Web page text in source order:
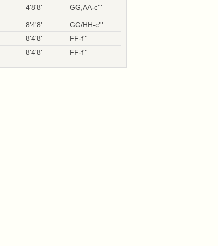
4'8'8' GG,AA-c'''
8'4'8'
GG/HH-c'''
8'4'8'
FF-f'''
8'4'8' FF-f'''